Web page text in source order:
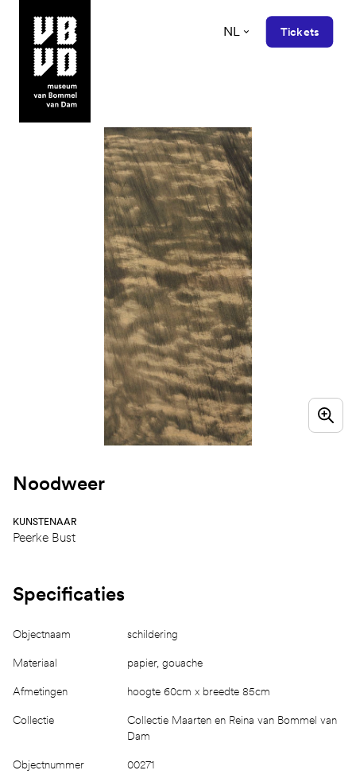
museum van Bommel van Dam
NL Tickets
Noodweer
KUNSTENAAR
Peerke Bust
Specificaties
Objectnaam schildering
Materiaal papier, gouache
Afmetingen hoogte 60cm x breedte 85cm
Collectie
Collectie Maarten en Reina van Bommel van
Dam
Objectnummer 00271